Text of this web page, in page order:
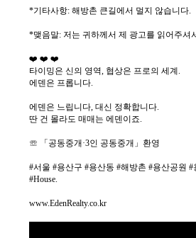
*기타사항: 해방촌 큰길에서 멀지 않습니다.
*맺음말: 저는 귀하께서 제 광고를 읽어주셔
❤️ ❤️ ❤️
타이밍은 신의 영역, 협상은 프로의 세계.
에덴은 프롭니다.
에덴은 느립니다, 대신 정확합니다.
딴 건 몰라도 매매는 에덴이죠.
☏ 「공동중개·3인 공동중개」환영
#서울 #용산구 #용산동 #해방촌 #용산공원
#House.
www.EdenRealty.co.kr